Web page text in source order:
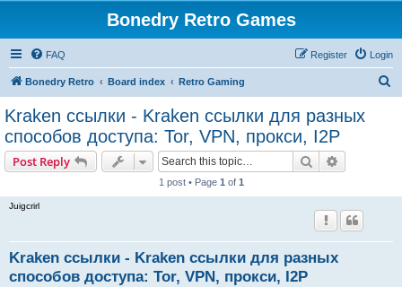
Bonedry Retro Games
FAQ Login
Register
Bonedry Retro Board index Retro Gaming
Kraken ссылки - Kraken ссылки для разных
способов доступа: Tor, VPN, прокси, I2P
Post Reply Search
1 post • Page 1 of 1
Juigcrirl
Kraken ссылки - Kraken ссылки для разных
способов доступа: Tor, VPN, прокси, I2P